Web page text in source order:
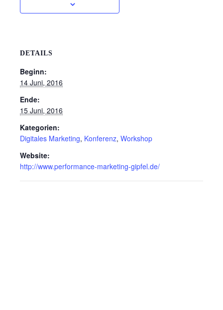
DETAILS
Beginn:
14 Juni, 2016
Ende:
15 Juni, 2016
Kategorien:
Digitales Marketing, Konferenz, Workshop
Website:
http://www.performance-marketing-gipfel.de/